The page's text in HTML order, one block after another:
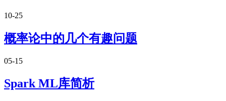
10-25
概率论中的几个有趣问题
05-15
Spark ML库简析